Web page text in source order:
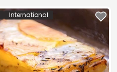
International